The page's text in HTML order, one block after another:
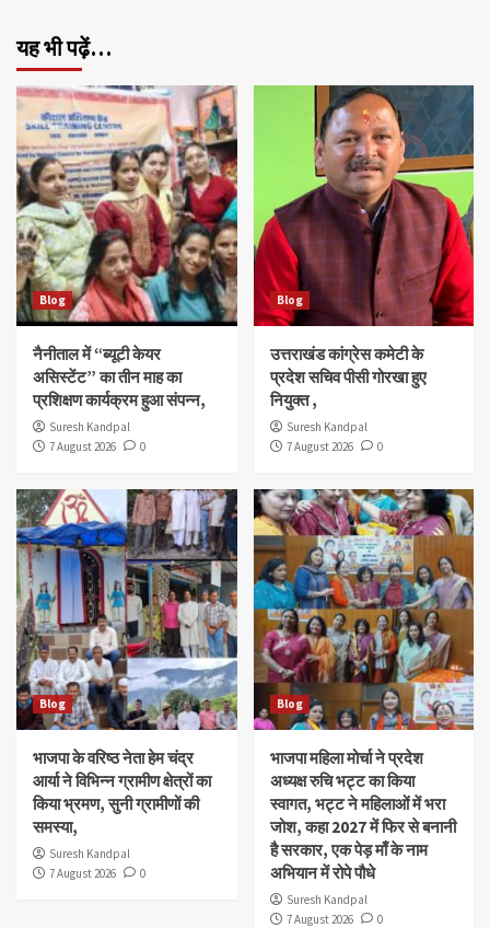
यह भी पढ़ें…
Blog
नैनीताल में “ब्यूटी केयर
असिस्टेंट” का तीन माह का
प्रशिक्षण कार्यक्रम हुआ संपन्न,
Suresh Kandpal
7 August 2026
0
Blog
उत्तराखंड कांग्रेस कमेटी के
प्रदेश सचिव पीसी गोरखा हुए
नियुक्त ,
Suresh Kandpal
7 August 2026
0
Blog
भाजपा के वरिष्ठ नेता हेम चंद्र
आर्या ने विभिन्न ग्रामीण क्षेत्रों का
किया भ्रमण, सुनी ग्रामीणों की
समस्या,
Suresh Kandpal
7 August 2026
0
Blog
भाजपा महिला मोर्चा ने प्रदेश
अध्यक्ष रुचि भट्ट का किया
स्वागत, भट्ट ने महिलाओं में भरा
जोश, कहा 2027 में फिर से बनानी
है सरकार, एक पेड़ माँ के नाम
अभियान में रोपे पौधे
Suresh Kandpal
7 August 2026
0